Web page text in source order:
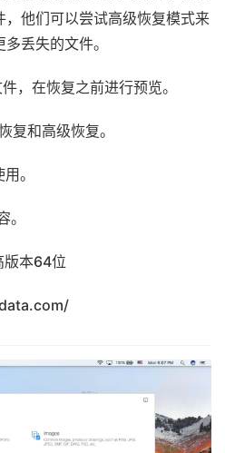
他们可以尝试高级恢复模式来
丢失的文件。
，在恢复之前进行预览。
复和高级恢复。
。
版本64位